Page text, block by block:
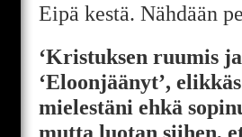
Eipä kestä. Nähdään
‘Kristuksen ruumis
‘Eloonjäänyt’,
mielestäni ehkä
mutta luotan siihen,